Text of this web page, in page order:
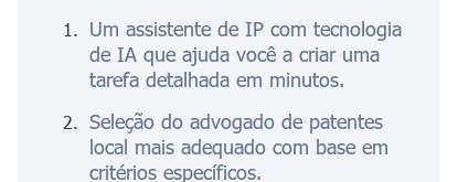
Um assistente de IP com tecnologia
de IA que ajuda você a criar uma
tarefa detalhada em minutos.
Seleção do advogado de patentes
local mais adequado com base em
critérios específicos.